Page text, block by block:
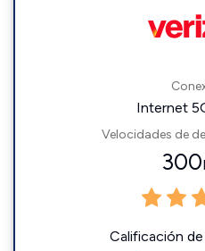
Internet
Velocidades de
300
Calificación